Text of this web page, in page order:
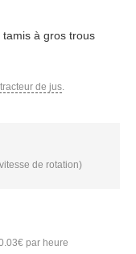
à gros trous
de jus.
de rotation)
par heure